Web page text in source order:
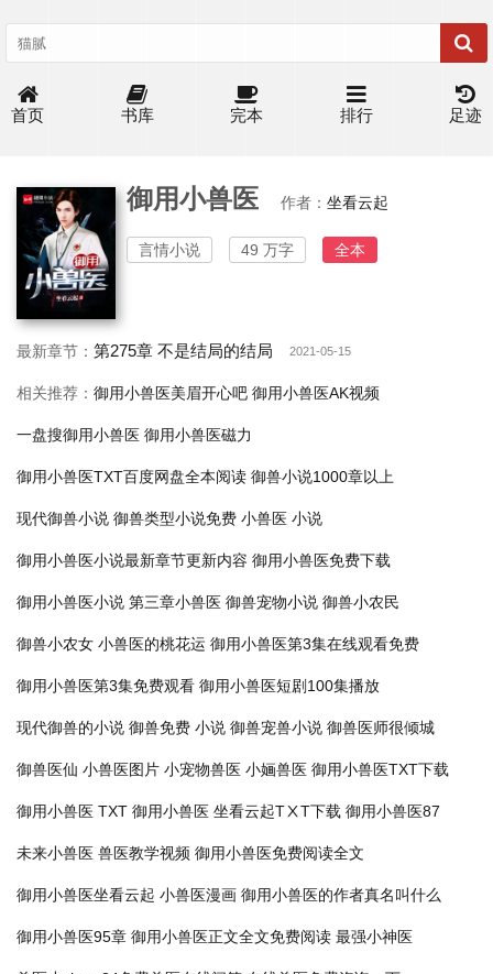
首页 书库 完本 排行 足迹
御用小兽医 作者： 坐看云起
言情小说 49 万字 全本
最新章节： 第275章 不是结局的结局 2021-05-15
相关推荐： 御用小兽医美眉开心吧 御用小兽医AK视频
一盘搜御用小兽医 御用小兽医磁力
御用小兽医TXT百度网盘全本阅读 御兽小说1000章以上
现代御兽小说 御兽类型小说免费 小兽医 小说
御用小兽医小说最新章节更新内容 御用小兽医免费下载
御用小兽医小说 第三章小兽医 御兽宠物小说 御兽小农民
御兽小农女 小兽医的桃花运 御用小兽医第3集在线观看免费
御用小兽医第3集免费观看 御用小兽医短剧100集播放
现代御兽的小说 御兽免费 小说 御兽宠兽小说 御兽医师很倾城
御兽医仙 小兽医图片 小宠物兽医 小婳兽医 御用小兽医TXT下载
御用小兽医 TXT 御用小兽医 坐看云起TⅩT下载 御用小兽医87
未来小兽医 兽医教学视频 御用小兽医免费阅读全文
御用小兽医坐看云起 小兽医漫画 御用小兽医的作者真名叫什么
御用小兽医95章 御用小兽医正文全文免费阅读 最强小神医